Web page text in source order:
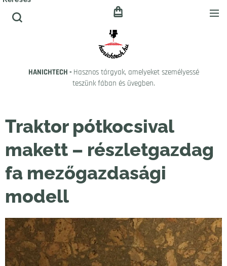
HANICHTECH - Hasznos tárgyak, amelyeket személyessé
teszünk fában és üvegben.
Traktor pótkocsival
makett – részletgazdag
fa mezőgazdasági
modell